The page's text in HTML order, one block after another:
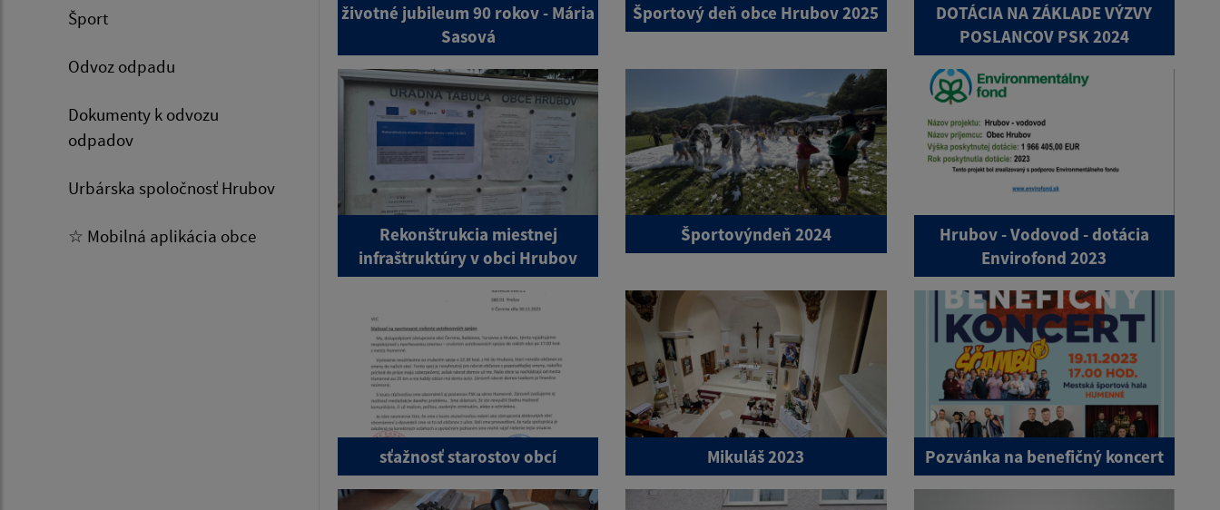
Šport
Odvoz odpadu
Dokumenty k odvozu
odpadov
Urbárska spoločnosť Hrubov
☆ Mobilná aplikácia obce
životné jubileum 90 rokov - Mária
Sasová
Športový deň obce Hrubov 2025
DOTÁCIA NA ZÁKLADE VÝZVY
POSLANCOV PSK 2024
Rekonštrukcia miestnej
infraštruktúry v obci Hrubov
Športovýndeň 2024
Hrubov - Vodovod - dotácia
Envirofond 2023
sťažnosť starostov obcí Mikuláš 2023 Pozvánka na benefičný koncert